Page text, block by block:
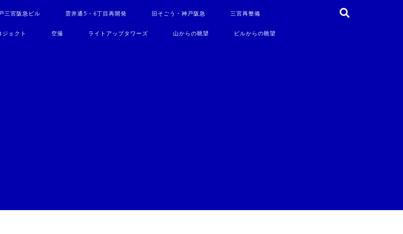
三宮阪急ビル 雲井通5・6丁目再開発 旧そごう・神戸阪急 三宮再整備
ジェクト 空撮 ライトアップタワーズ 山からの眺望 ビルからの眺望